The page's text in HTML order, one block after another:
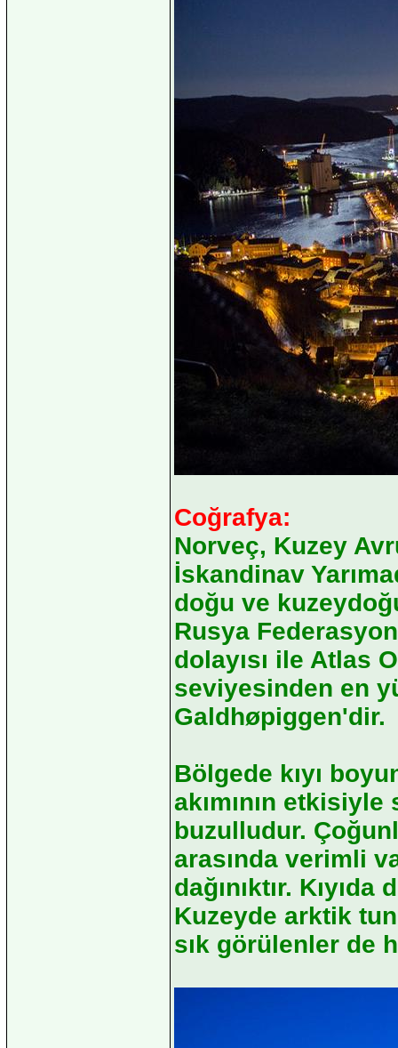
Coğrafya:
Norveç, Kuzey
İskandinav
doğu ve
Rusya
dolayısı ile Atlas
seviyesinden en
Galdhøpiggen'dir.
Bölgede kıyı
akımının
buzulludur.
arasında verimli
dağınıktır.
Kuzeyde arktik
sık görülenler de